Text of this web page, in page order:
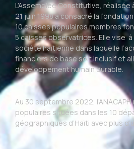
L’Assemblée Constitutive, réalisée
21 juin 1998 a consacré la
10 caisses populaires membres
5 caisses observatrices. Elle vise
société haïtienne dans laquelle
financiers de base soit inclusif et
développement humain durable.
Au 30 septembre 2022,
populaires situées dans les 10
géographiques d’Haïti avec plus